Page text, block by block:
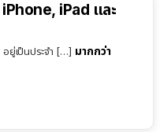
iPad และ
ยู่เป็นประจำ […] มากกว่า